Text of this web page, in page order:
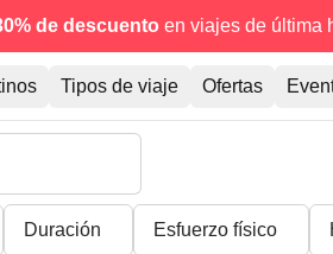
de descuentoen viajes de última
Tipos de viaje Ofertas
Duración Esfuerzo físico